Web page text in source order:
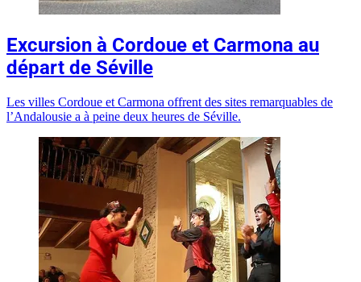
Excursion à Cordoue et Carmona au
départ de Séville
Les villes Cordoue et Carmona offrent des sites remarquables de
l’Andalousie a à peine deux heures de Séville.